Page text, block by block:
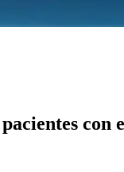
con